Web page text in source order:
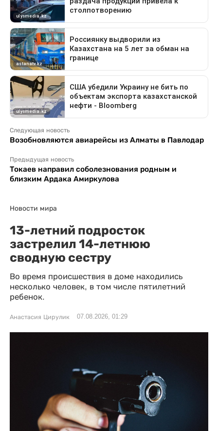
Следующая новость
Возобновляются авиарейсы из Алматы в Павлодар
Предыдущая новость
Токаев направил соболезнования родным и
близким Ардака Амиркулова
Новости мира
13-летний подросток
застрелил 14-летнюю
сводную сестру
Во время происшествия в доме находились
несколько человек, в том числе пятилетний
ребенок.
Анастасия Цирулик 07.08.2026, 01:29